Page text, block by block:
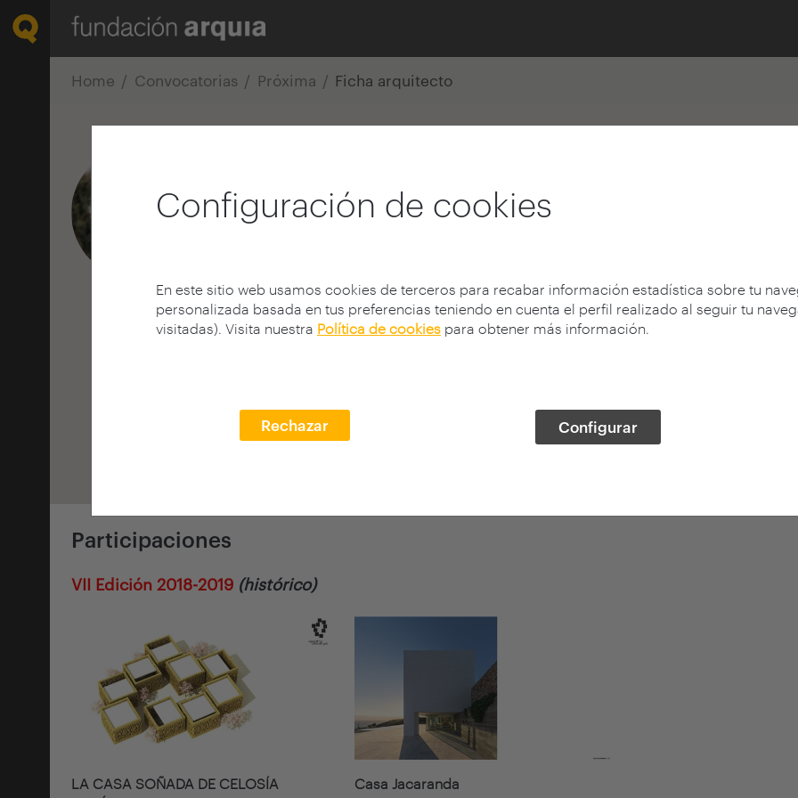
Configuración de cookies
En este sitio web usamos cookies de terceros para recabar información estadística sobre tu
personalizada basada en tus preferencias teniendo en cuenta el perfil realizado al seguir tu
visitadas). Visita nuestra Política de cookies para obtener más información.
Rechazar Configurar
Home Convocatorias Próxima Ficha arquitecto
Arquitecto
E.T.S. A - Granada - UGR
Participaciones
VII Edición 2018-2019 (histórico)
LA CASA SOÑADA DE CELOSÍA
Casa Jacaranda